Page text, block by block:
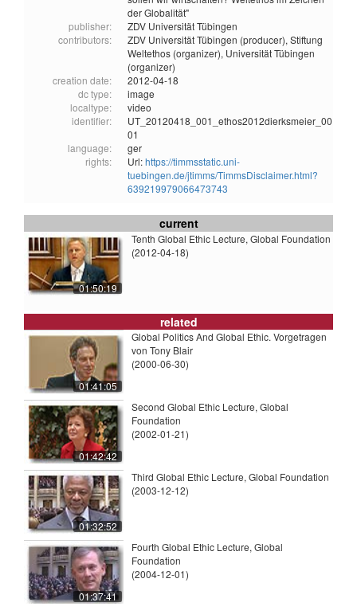
der Globalität"
publisher:
ZDV Universität Tübingen
contributors:
ZDV Universität Tübingen (producer), Stiftung
Weltethos (organizer), Universität Tübingen
(organizer)
creation date:
2012-04-18
dc type:
image
localtype:
video
identifier:
UT_20120418_001_ethos2012dierksmeier_00
01
language:
ger
rights:
Url:https://timmsstatic.uni-
tuebingen.de/jtimms/TimmsDisclaimer.html?
639219979066473743
current
01:50:19
Tenth Global Ethic Lecture, Global Foundation
(2012-04-18)
related
01:41:05
Global Politics And Global Ethic. Vorgetragen
von Tony Blair
(2000-06-30)
01:42:42
Second Global Ethic Lecture, Global
Foundation
(2002-01-21)
01:32:52
Third Global Ethic Lecture, Global Foundation
(2003-12-12)
01:37:41
Fourth Global Ethic Lecture, Global
Foundation
(2004-12-01)